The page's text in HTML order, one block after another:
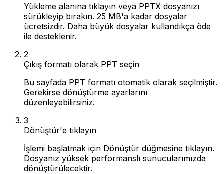
Yükleme alanına tıklayın veya PPTX dosyanızı
sürükleyip bırakın. 25 MB'a kadar dosyalar
ücretsizdir. Daha büyük dosyalar kullandıkça öde
ile desteklenir.
2
Çıkış formatı olarak PPT seçin
Bu sayfada PPT formatı otomatik olarak seçilmiştir.
Gerekirse dönüştürme ayarlarını
düzenleyebilirsiniz.
3
Dönüştür'e tıklayın
İşlemi başlatmak için Dönüştür düğmesine tıklayın.
Dosyanız yüksek performanslı sunucularımızda
dönüştürülecektir.